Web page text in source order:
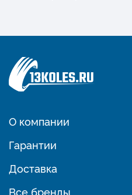
О компании
Гарантии
Доставка
Все бренды